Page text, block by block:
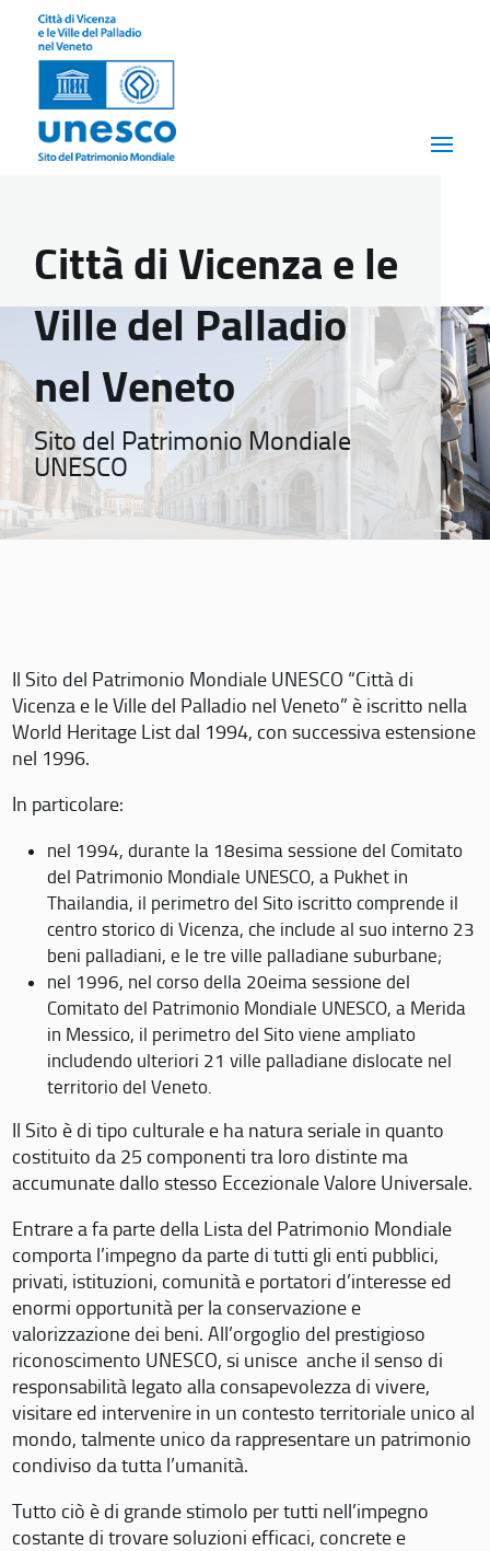
Città di Vicenza e le
Ville del Palladio
nel Veneto
Sito del Patrimonio Mondiale
UNESCO
Il Sito del Patrimonio Mondiale UNESCO “Città di
Vicenza e le Ville del Palladio nel Veneto” è iscritto nella
World Heritage List dal 1994, con successiva estensione
nel 1996.
In particolare:
nel 1994, durante la 18esima sessione del Comitato
del Patrimonio Mondiale UNESCO, a Pukhet in
Thailandia, il perimetro del Sito iscritto comprende il
centro storico di Vicenza, che include al suo interno 23
beni palladiani, e le tre ville palladiane suburbane;
nel 1996, nel corso della 20eima sessione del
Comitato del Patrimonio Mondiale UNESCO, a Merida
in Messico, il perimetro del Sito viene ampliato
includendo ulteriori 21 ville palladiane dislocate nel
territorio del Veneto.
Il Sito è di tipo culturale e ha natura seriale in quanto
costituito da 25 componenti tra loro distinte ma
accumunate dallo stesso Eccezionale Valore Universale.
Entrare a fa parte della Lista del Patrimonio Mondiale
comporta l’impegno da parte di tutti gli enti pubblici,
privati, istituzioni, comunità e portatori d’interesse ed
enormi opportunità per la conservazione e
valorizzazione dei beni. All’orgoglio del prestigioso
riconoscimento UNESCO, si unisce anche il senso di
responsabilità legato alla consapevolezza di vivere,
visitare ed intervenire in un contesto territoriale unico al
mondo, talmente unico da rappresentare un patrimonio
condiviso da tutta l’umanità.
Tutto ciò è di grande stimolo per tutti nell’impegno
costante di trovare soluzioni efficaci, concrete e